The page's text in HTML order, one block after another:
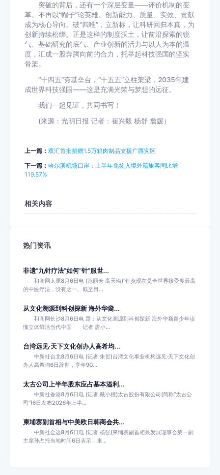
突破的背后，还有一个深层变量——评价机制的变
革。不再以“帽子”论英雄。创新能力、质量、实效、贡献
成为核心导向。破“四唯”，立新标，让科研回归本真，为
创新持续松绑。正是这样的制度沃土，让前沿探索的锐
气、基础研究的底气、产业创新的活力与以人为本的温
度，汇成一股奔腾向前的合力，托举起科技强国的坚实
骨架。
“十四五”夯基垒台，“十五五”立柱架梁，2035年建
成世界科技强国——这是充满光荣与梦想的远征。
我们一起见证，共同书写！
(来源：光明日报 记者：崔兴毅 杨舒 詹媛）
上一篇： 双汇首批捐赠1.5万箱肉制品支援广西灾区
下一篇： 哈尔滨机场口岸：上半年免签入境外籍旅客同比增
119.57%
相关内容
热门资讯
非遗“九针疗法”如何“针”服世...
和商网太原8月6日电 (范丽芳 高天瑜)“针灸现在是全世界接受度最高
的中医疗法，没有之一。截至目...
从文化溯源到科创探新 海外华裔...
和商网长沙8月6日电 题：从文化溯源到科创探新 海外华裔青少年读
懂立体鲜活当代中国 记者 唐小...
台湾远见·天下文化创办人高希均...
中新社台北8月6日电 (记者 朱贺)台湾文化事业机构远见·天下文化创
办人高希均6日辞世，享年90...
太古公司上半年股东应占基本溢利...
中新社香港8月6日电 (记者 戴小橦)太古股份有限公司(简称“太古公
司”)6日发布2026年上半...
柬埔寨副首相与中美欧日韩商会共...
中新社金边8月6日电 (记者 杨强)柬埔寨副首相兼发展理事会第一副
主席孙占托当地时间6日表示，柬...